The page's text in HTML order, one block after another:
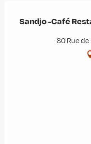
Sandjo -Café
80 Rue de